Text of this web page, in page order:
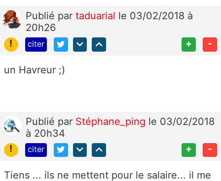
Publié par taduarial le 03/02/2018 à
20h26
!
citer + -
un Havreur ;)
Publié par Stéphane_ping le 03/02/2018
à 20h34
!
citer + -
Tiens ... ils ne mettent pour le salaire... il me